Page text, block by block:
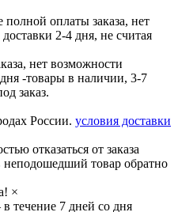
оплаты заказа, нет
2-4 дня, не считая
нет возможности
-товары в наличии, 3-7
заказ.
России. условия доставки
отказаться от заказа
неподошедший товар обратно
×
течение 7 дней со дня